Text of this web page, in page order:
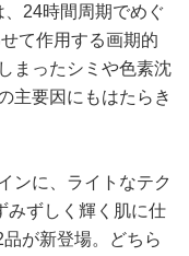
24時間周期でめぐ
て作用する画期的
まったシミや色素沈
主要因にもはたらき
ンに、ライトなテク
みずしく輝く肌に仕
が新登場。どちら